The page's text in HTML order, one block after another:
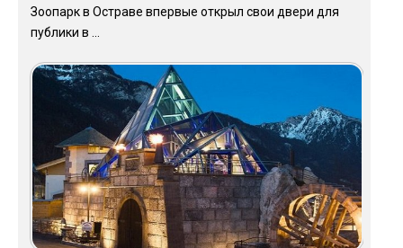
Зоопарк в Остраве впервые открыл свои двери для
публики в ...